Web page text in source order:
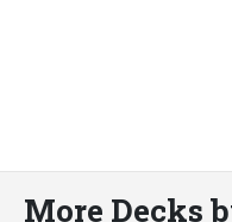
More Decks